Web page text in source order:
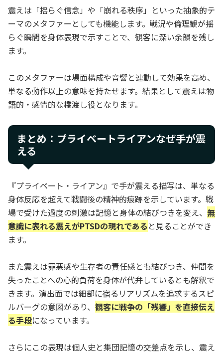
震えは「揺らぐ信念」や「崩れる秩序」といった抽象的テ
ーマのメタファーとしても機能します。戦況や倫理観が揺
らぐ瞬間を身体表現で示すことで、観客に深い余韻を残し
ます。
このメタファーは場面構成や音響と連動して効果を高め、
単なる動作以上の意味を持たせます。結果として震えは物
語的・感情的な橋渡し役となります。
まとめ：プライベートライアンなぜ手が震
える
『プライベート・ライアン』で手が震える描写は、単なる
身体反応を超えて戦闘後の精神的痕跡を示しています。戦
場で受けた過度の刺激は記憶と身体の結びつきを変え、 無
意識に表れる震えがPTSDの現れである と見ることができ
ます。
また震えは罪悪感や生存者の責任感とも結びつき、仲間を
失ったことへの心的負荷を身体が代弁しているとも解釈で
きます。演出面では細部に宿るリアリズムを追求するスピ
ルバーグの意図があり、 観客に戦争の「残響」を直接伝え
る手段になっています。
さらにこの表現は個人史と集団記憶の交差点を示し、震え